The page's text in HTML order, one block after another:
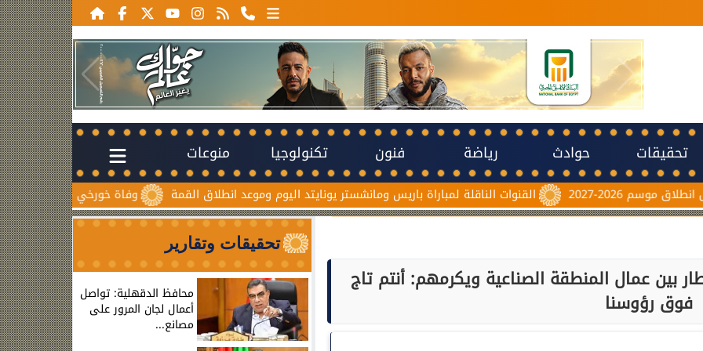
تحقيقات حوادث رياضة فنون تكنولوجيا منوعات
وفاة خورخي ميسي والد نجم الأرجنتين القنوات الناقلة لمباراة باريس ومانشستر يونايتد اليوم وموعد انطلاق القمة
بين عمال المنطقة الصناعية ويكرمهم: أنتم تاج
فوق رؤوسنا
تحقيقات وتقارير
محافظ الدقهلية: تواصل
أعمال لجان المرور على
مصانع...